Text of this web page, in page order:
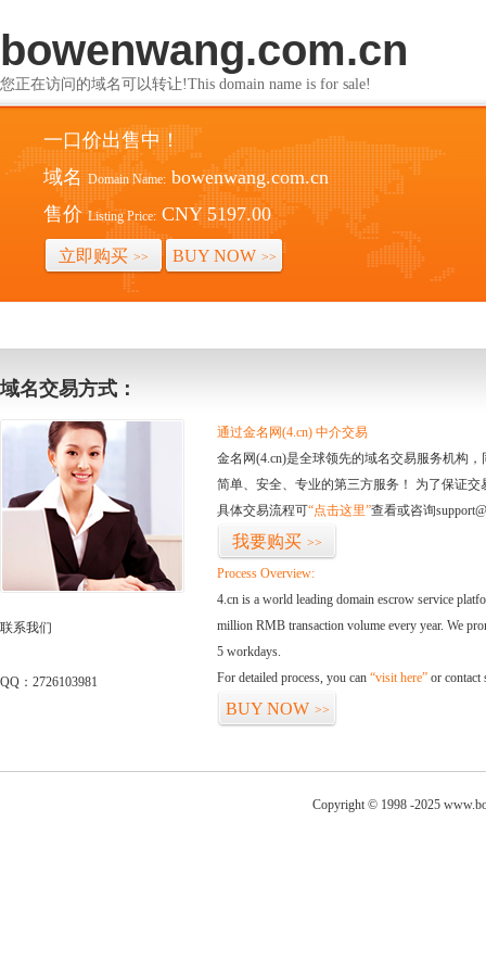
bowenwang.com.cn
您正在访问的域名可以转让!This domain name is for sale!
一口价出售中！
域名 Domain Name: bowenwang.com.cn
售价 Listing Price: CNY 5197.00
立即购买 >> BUY NOW >>
域名交易方式：
联系我们
QQ：2726103981
通过金名网(4.cn) 中介交易
金名网(4.cn)是全球领先的域名交易服务机构
简单、安全、专业的第三方服务！ 为了保证
具体交易流程可“点击这里”查看或咨询
我要购买 >>
Process Overview:
4.cn is a world leading domain escrow service
million RMB transaction volume every year. We
5 workdays.
For detailed process, you can “visit here” or contact
BUY NOW >>
Copyright © 1998 -2025